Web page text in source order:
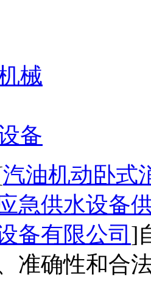
械
备
汽油机动卧式
急供水设备
备有限公司 ]
准确性和合